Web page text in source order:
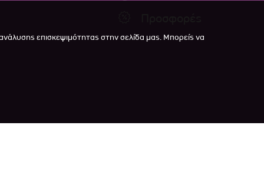
επισκεψιμότητας στην σελίδα μας. Μπορείς να